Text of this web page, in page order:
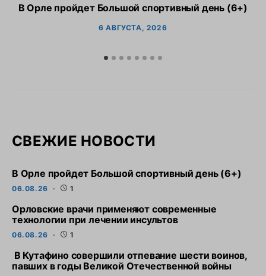
В Орле пройдет Большой спортивный день (6+)
6 АВГУСТА, 2026
СВЕЖИЕ НОВОСТИ
В Орле пройдет Большой спортивный день (6+)
06.08.26 1
Орловские врачи применяют современные
технологии при лечении инсультов
06.08.26 1
В Кутафино совершили отпевание шести воинов,
павших в годы Великой Отечественной войны